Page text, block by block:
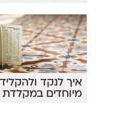
איך לנקד ולהקליד
מיוחדים במקלדת